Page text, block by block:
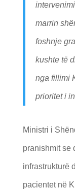
marrin
foshnje
kushte të
nga fillimi
prioritet i
Ministri i
pranishmit se
infrastrukturë
pacientet në